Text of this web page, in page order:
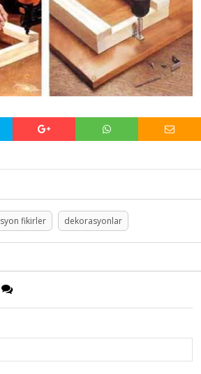
fikirler dekorasyonlar